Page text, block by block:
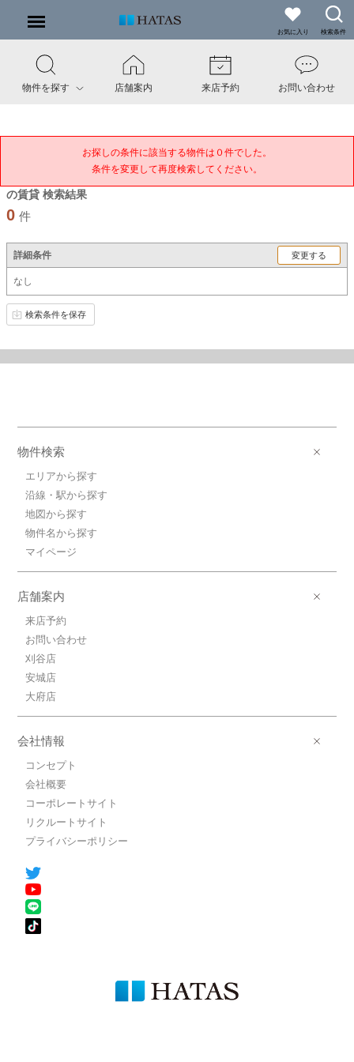
お気に入り 検索条件
物件を探す 店舗案内 来店予約 お問い合わせ
お探しの条件に該当する物件は０件でした。
条件を変更して再度検索してください。
の賃貸 検索結果
0 件
詳細条件 変更する
なし
検索条件を保存
物件検索
エリアから探す
沿線・駅から探す
地図から探す
物件名から探す
マイページ
店舗案内
来店予約
お問い合わせ
刈谷店
安城店
大府店
会社情報
コンセプト
会社概要
コーポレートサイト
リクルートサイト
プライバシーポリシー